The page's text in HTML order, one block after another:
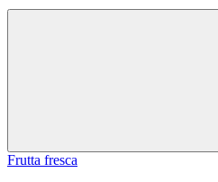
Frutta fresca